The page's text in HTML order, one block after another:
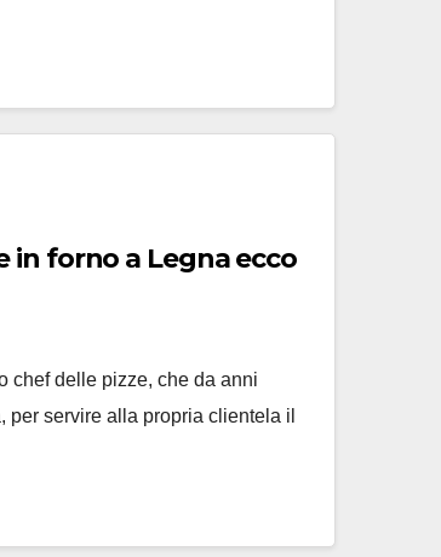
in forno a Legna ecco
chef delle pizze, che da anni
servire alla propria clientela il